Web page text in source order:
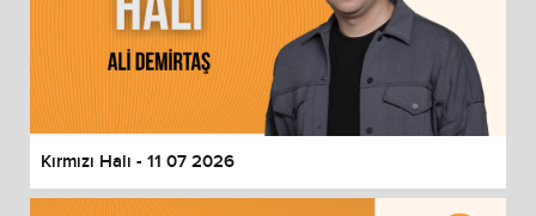
Kırmızı Halı - 11 07 2026